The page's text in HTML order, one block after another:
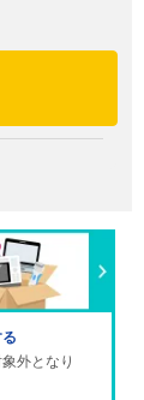
外となり